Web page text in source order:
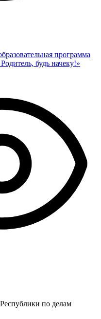
программа
будь начеку!»
по делам